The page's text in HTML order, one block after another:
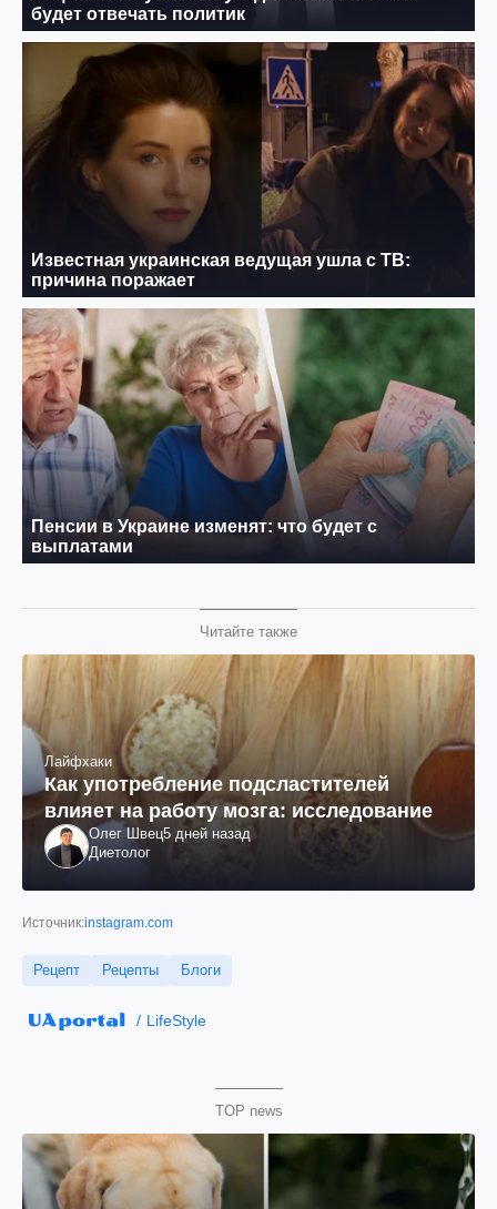
Читайте также
Лайфхаки
Как употребление подсластителей
влияет на работу мозга: исследование
Олег Швец5 дней назад
Диетолог
Источник:instagram.com
Рецепт Рецепты Блоги
LifeStyle
TOP news